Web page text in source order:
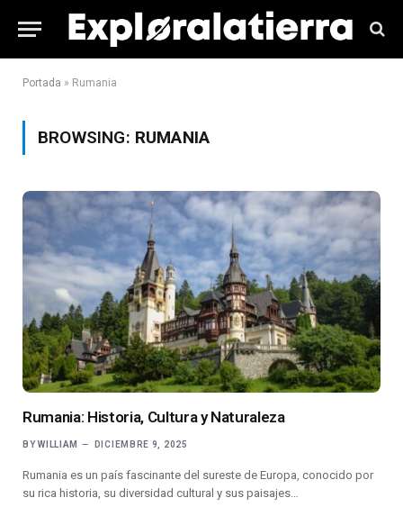
Portada » Rumania
BROWSING: RUMANIA
Rumania: Historia, Cultura y Naturaleza
BY WILLIAM DICIEMBRE 9, 2025
Rumania es un país fascinante del sureste de Europa, conocido por
su rica historia, su diversidad cultural y sus paisajes…